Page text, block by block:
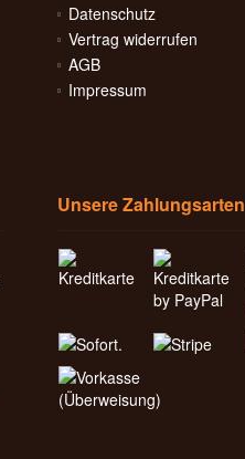
Datenschutz
Vertrag widerrufen
AGB
Impressum
Unsere Zahlungsarten